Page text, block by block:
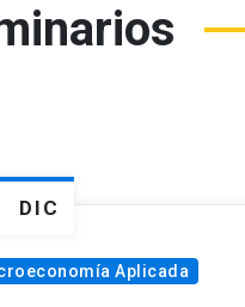
DIC
Aplicada